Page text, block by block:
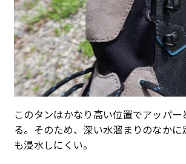
このタンはかなり高い位置でアッパー
る。そのため、深い水溜まりのなかに
も浸水しにくい。